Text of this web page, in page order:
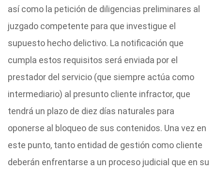
así como la petición de diligencias preliminares al
juzgado competente para que investigue el
supuesto hecho delictivo. La notificación que
cumpla estos requisitos será enviada por el
prestador del servicio (que siempre actúa como
intermediario) al presunto cliente infractor, que
tendrá un plazo de diez días naturales para
oponerse al bloqueo de sus contenidos. Una vez en
este punto, tanto entidad de gestión como cliente
deberán enfrentarse a un proceso judicial que en su